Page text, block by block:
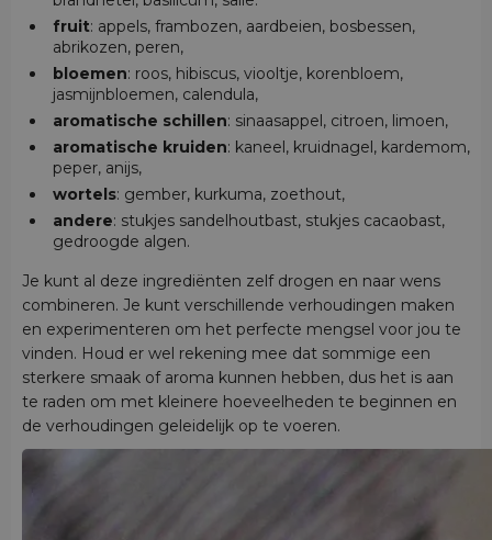
fruit: appels, frambozen, aardbeien, bosbessen,
abrikozen, peren,
bloemen: roos, hibiscus, viooltje, korenbloem,
jasmijnbloemen, calendula,
aromatische schillen: sinaasappel, citroen, limoen,
aromatische kruiden: kaneel, kruidnagel, kardemom,
peper, anijs,
wortels: gember, kurkuma, zoethout,
andere: stukjes sandelhoutbast, stukjes cacaobast,
gedroogde algen.
Je kunt al deze ingrediënten zelf drogen en naar wens
combineren. Je kunt verschillende verhoudingen maken
en experimenteren om het perfecte mengsel voor jou te
vinden. Houd er wel rekening mee dat sommige een
sterkere smaak of aroma kunnen hebben, dus het is aan
te raden om met kleinere hoeveelheden te beginnen en
de verhoudingen geleidelijk op te voeren.